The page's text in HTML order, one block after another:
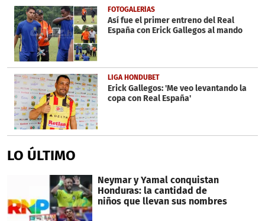
1
minute,
13
seconds
FOTOGALERÍAS
Así fue el primer entreno del Real
España con Erick Gallegos al mando
LIGA HONDUBET
Erick Gallegos: 'Me veo levantando la
copa con Real España'
LO ÚLTIMO
Neymar y Yamal conquistan
Honduras: la cantidad de
niños que llevan sus nombres